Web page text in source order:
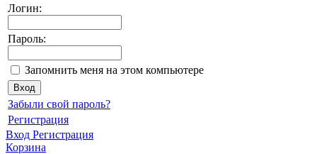
Логин:
Пароль:
Запомнить меня на этом компьютере
Забыли свой пароль?
Регистрация
Вход Регистрация
Корзина